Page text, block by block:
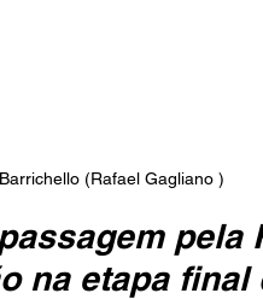
(Rafael Gagliano )
pela
na etapa final